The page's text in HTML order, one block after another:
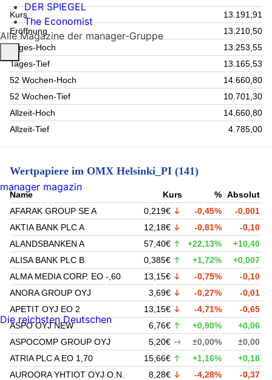
Kurs
13.191,91
Eröffnung
13.210,50
Tages-Hoch
13.253,55
Tages-Tief
13.165,53
52 Wochen-Hoch
14.660,80
52 Wochen-Tief
10.701,30
Allzeit-Hoch
14.660,80
Allzeit-Tief
4.785,00
Wertpapiere im OMX Helsinki_PI (141)
Name Kurs % Absolut
AFARAK GROUP SE A
0,219€ -0,45%
-0,001
AKTIA BANK PLC A
12,18€ -0,81%
-0,10
ALANDSBANKEN A
57,40€ +22,13%
+10,40
ALISA BANK PLC B
0,385€ +1,72%
+0,007
ALMA MEDIA CORP. EO -,60
13,15€ -0,75%
-0,10
ANORA GROUP OYJ
3,69€ -0,27%
-0,01
APETIT OYJ EO 2
13,15€ -4,71%
-0,65
ASPO OYJ NEW
6,76€ +0,90%
+0,06
ASPOCOMP GROUP OYJ
5,20€ ±0,00%
±0,00
ATRIA PLC A EO 1,70
15,66€ +1,16%
+0,18
AUROORA YHTIOT OYJ O.N.
8,28€ -4,28%
-0,37
DER SPIEGEL
The Economist
Alle Magazine der manager-Gruppe
manager magazin
Die reichsten Deutschen